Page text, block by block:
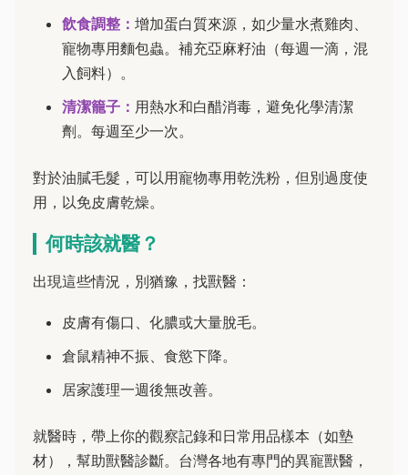
飲食調整： 增加蛋白質來源，如少量水煮雞肉、
寵物專用麵包蟲。補充亞麻籽油（每週一滴，混
入飼料）。
清潔籠子： 用熱水和白醋消毒，避免化學清潔
劑。每週至少一次。
對於油膩毛髮，可以用寵物專用乾洗粉，但別過度使
用，以免皮膚乾燥。
何時該就醫？
出現這些情況，別猶豫，找獸醫：
皮膚有傷口、化膿或大量脫毛。
倉鼠精神不振、食慾下降。
居家護理一週後無改善。
就醫時，帶上你的觀察記錄和日常用品樣本（如墊
材），幫助獸醫診斷。台灣各地有專門的異寵獸醫，